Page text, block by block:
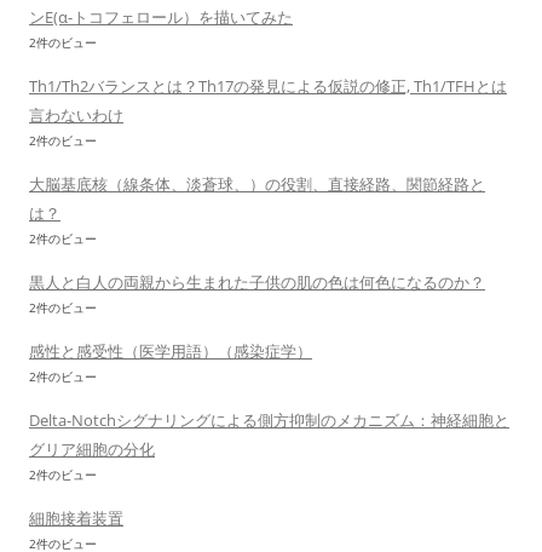
ンE(α-トコフェロール）を描いてみた
2件のビュー
Th1/Th2バランスとは？Th17の発見による仮説の修正, Th1/TFHとは
言わないわけ
2件のビュー
大脳基底核（線条体、淡蒼球、）の役割、直接経路、関節経路と
は？
2件のビュー
黒人と白人の両親から生まれた子供の肌の色は何色になるのか？
2件のビュー
感性と感受性（医学用語）（感染症学）
2件のビュー
Delta-Notchシグナリングによる側方抑制のメカニズム：神経細胞と
グリア細胞の分化
2件のビュー
細胞接着装置
2件のビュー